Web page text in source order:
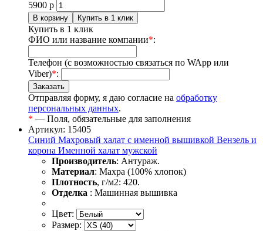
5900 р
Купить в 1 клик
ФИО или название компании*:
Телефон (с возможностью связаться по WApp или
Viber)*:
Отправляя форму, я даю согласие на обработку
персональных данных.
* — Поля, обязательные для заполнения
Артикул: 15405
Синий Махровый халат с именной вышивкой Вензель и
корона Именной халат мужской
Производитель: Антураж.
Материал: Махра (100% хлопок)
Плотность, г/м2: 420.
Отделка : Машинная вышивка
Цвет:
Размер: